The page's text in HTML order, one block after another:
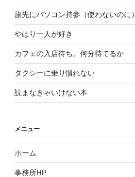
旅先にパソコン持参（使わないのに）
やはり一人が好き
カフェの入店待ち。何分待てるか
タクシーに乗り慣れない
読まなきゃいけない本
メニュー
ホーム
事務所HP